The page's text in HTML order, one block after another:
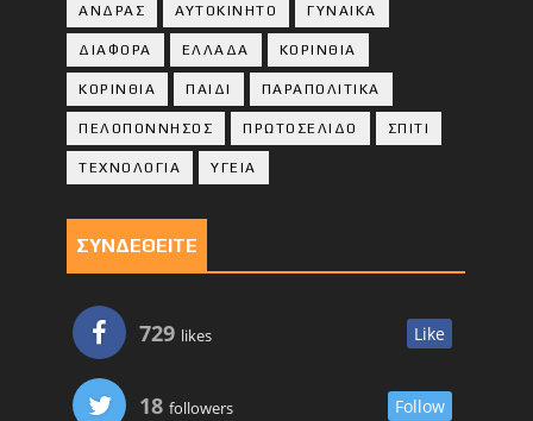
ΑΝΔΡΑΣ ΑΥΤΟΚΙΝΗΤΟ ΓΥΝΑΙΚΑ
ΔΙΑΦΟΡΑ ΕΛΛΑΔΑ ΚΟΡΙΝΘΙΑ
ΚΟΡΙΝΘΙA ΠΑΙΔΙ ΠΑΡΑΠΟΛΙΤΙΚΑ
ΠΕΛΟΠΟΝΝΗΣΟΣ ΠΡΩΤΟΣΕΛΙΔΟ ΣΠΙΤΙ
ΤΕΧΝΟΛΟΓΙΑ ΥΓΕΙΑ
ΣΥΝΔΕΘΕΙΤΕ
729 likes Like
18 followers Follow